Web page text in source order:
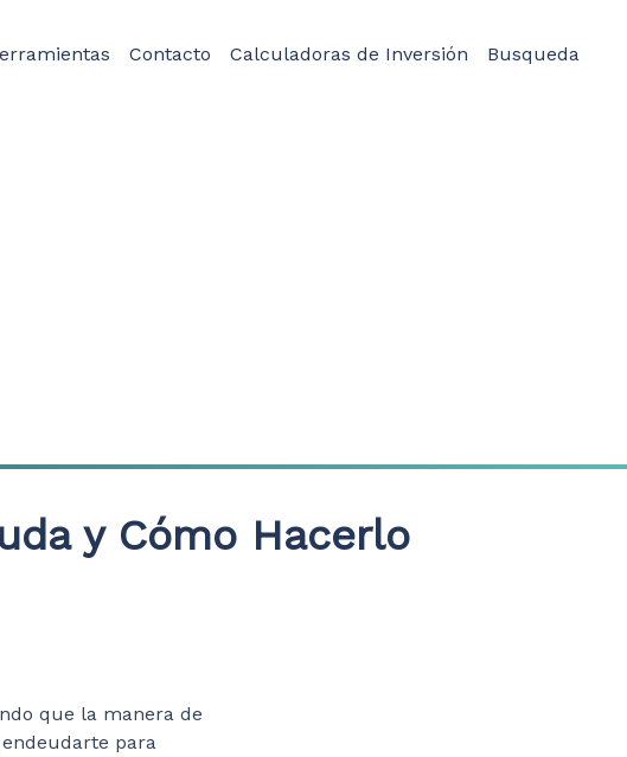
Contacto Calculadoras de Inversión Busqueda
y Cómo Hacerlo
que la manera de
para